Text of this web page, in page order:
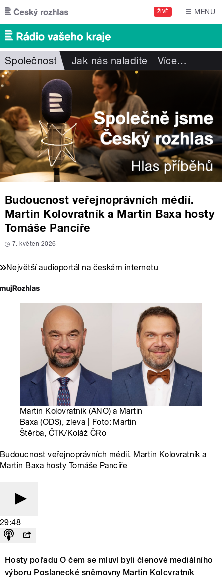
Přejít k hlavnímu obsahu
ŽIVĚ MENU
Společnost Jak nás naladíte Více…
Budoucnost veřejnoprávních médií.
Martin Kolovratník a Martin Baxa hosty
Tomáše Pancíře
7. květen 2026
Největší audioportál na českém internetu
Martin Kolovratník (ANO) a Martin
Baxa (ODS), zleva | Foto: Martin
Štěrba, ČTK/Koláž ČRo
Budoucnost veřejnoprávních médií. Martin Kolovratník a
Martin Baxa hosty Tomáše Pancíře
29:48
Hosty pořadu O čem se mluví byli členové mediálního
výboru Poslanecké sněmovny Martin Kolovratník